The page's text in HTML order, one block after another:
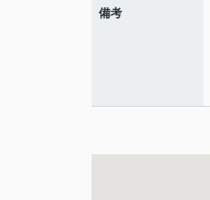
備考